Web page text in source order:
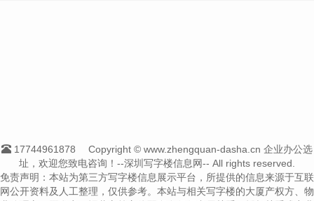
17744961878
Copyright © www.zhengquan-dasha.cn 企业办公选
址，欢迎您致电咨询！--深圳写字楼信息网-- All rights reserved.
免责声明：本站为第三方写字楼信息展示平台，所提供的信息来源于互联
网公开资料及人工整理，仅供参考。本站与相关写字楼的大厦产权方、物